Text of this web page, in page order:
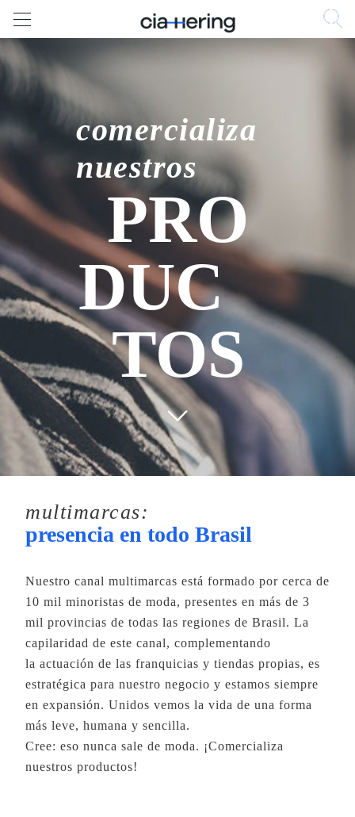
comercializa
nuestros
PRO
DUC
TOS
multimarcas:
presencia en todo Brasil
Nuestro canal multimarcas está formado por cerca de
10 mil minoristas de moda, presentes en más de 3
mil provincias de todas las regiones de Brasil. La
capilaridad de este canal, complementando
la actuación de las franquicias y tiendas propias, es
estratégica para nuestro negocio y estamos siempre
en expansión. Unidos vemos la vida de una forma
más leve, humana y sencilla.
Cree: eso nunca sale de moda. ¡Comercializa
nuestros productos!